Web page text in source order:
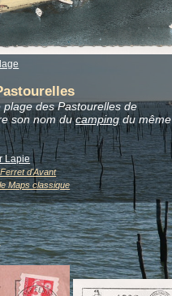
plage des Pastourelles de
son nom ducamping du même
Lapie
d'Avant
Maps classique